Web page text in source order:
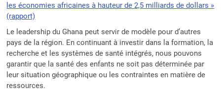
les économies africaines à hauteur de 2,5 milliards de dollars »
(rapport)
Le leadership du Ghana peut servir de modèle pour d’autres
pays de la région. En continuant à investir dans la formation, la
recherche et les systèmes de santé intégrés, nous pouvons
garantir que la santé des enfants ne soit pas déterminée par
leur situation géographique ou les contraintes en matière de
ressources.